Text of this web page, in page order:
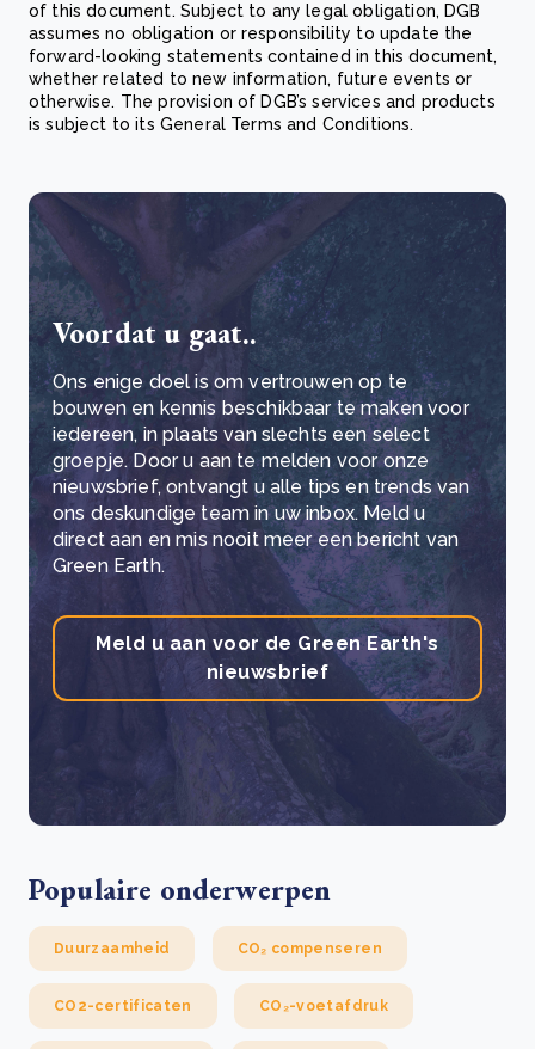
of this document. Subject to any legal obligation, DGB
assumes no obligation or responsibility to update the
forward-looking statements contained in this document,
whether related to new information, future events or
otherwise. The provision of DGB’s services and products
is subject to its General Terms and Conditions.
Voordat u gaat..
Ons enige doel is om vertrouwen op te
bouwen en kennis beschikbaar te maken voor
iedereen, in plaats van slechts een select
groepje. Door u aan te melden voor onze
nieuwsbrief, ontvangt u alle tips en trends van
ons deskundige team in uw inbox. Meld u
direct aan en mis nooit meer een bericht van
Green Earth.
Meld u aan voor de Green Earth's
nieuwsbrief
Populaire onderwerpen
Duurzaamheid CO₂ compenseren
CO2-certificaten CO₂-voetafdruk